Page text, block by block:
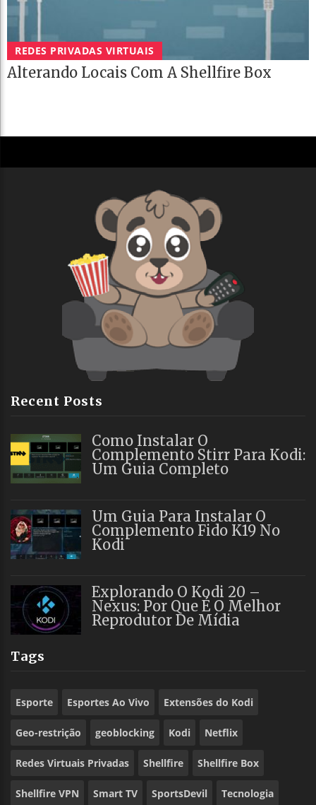
REDES PRIVADAS VIRTUAIS
Alterando Locais Com A Shellfire Box
Recent Posts
Como Instalar O
Complemento Stirr Para Kodi:
Um Guia Completo
Um Guia Para Instalar O
Complemento Fido K19 No
Kodi
Explorando O Kodi 20 –
Nexus: Por Que É O Melhor
Reprodutor De Mídia
Tags
Esporte Esportes Ao Vivo Extensões do Kodi
Geo-restrição geoblocking Kodi Netflix
Redes Virtuais Privadas Shellfire Shellfire Box
Shellfire VPN Smart TV SportsDevil Tecnologia